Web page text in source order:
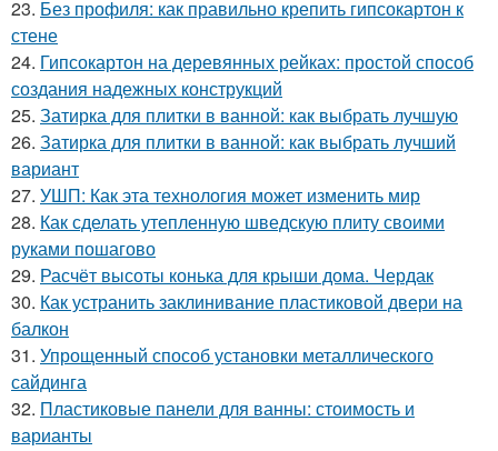
23. Без профиля: как правильно крепить гипсокартон к
стене
24. Гипсокартон на деревянных рейках: простой способ
создания надежных конструкций
25. Затирка для плитки в ванной: как выбрать лучшую
26. Затирка для плитки в ванной: как выбрать лучший
вариант
27. УШП: Как эта технология может изменить мир
28. Как сделать утепленную шведскую плиту своими
руками пошагово
29. Расчёт высоты конька для крыши дома. Чердак
30. Как устранить заклинивание пластиковой двери на
балкон
31. Упрощенный способ установки металлического
сайдинга
32. Пластиковые панели для ванны: стоимость и
варианты